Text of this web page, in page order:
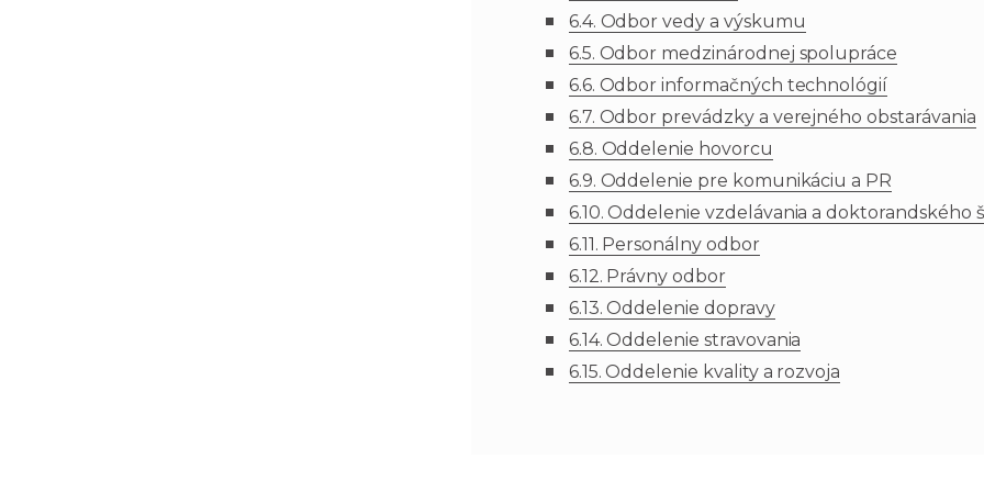
6.4. Odbor vedy a výskumu
6.5. Odbor medzinárodnej spolupráce
6.6. Odbor informačných technológií
6.7. Odbor prevádzky a verejného obstarávania
6.8. Oddelenie hovorcu
6.9. Oddelenie pre komunikáciu a PR
6.10. Oddelenie vzdelávania a doktorandského
6.11. Personálny odbor
6.12. Právny odbor
6.13.Oddelenie dopravy
6.14. Oddelenie stravovania
6.15. Oddelenie kvality a rozvoja